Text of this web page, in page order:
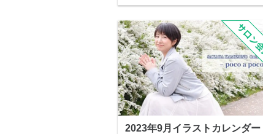
2023年9月イラストカレンダー